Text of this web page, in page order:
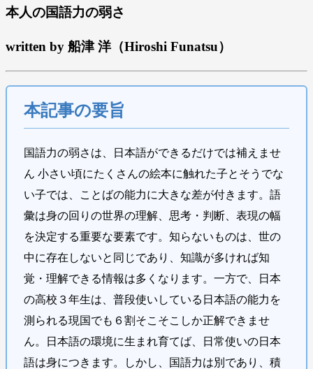
本人の国語力の弱さ
written by 船津 洋（Hiroshi Funatsu）
本記事の要旨
国語力の弱さは、日本語ができるだけでは補えませ
ん 小さい頃にたくさんの絵本に触れた子とそうでな
い子では、ことばの能力に大きな差が付きます。語
彙は身の回りの世界の理解、思考・判断、表現の幅
を決定する重要な要素です。知らないものは、世の
中に存在しないと同じであり、知識が多ければ知
覚・理解できる情報は多くなります。一方で、日本
の高校３年生は、普段使いしている日本語の能力を
測られる現国でも６割そこそこしか正解できませ
ん。日本語の環境に生まれ育てば、日常使いの日本
語は身につきます。しかし、国語力は別であり、積